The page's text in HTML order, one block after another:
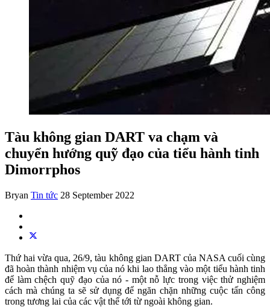
Tàu không gian DART va chạm và
chuyển hướng quỹ đạo của tiểu hành tinh
Dimorrphos
Bryan Tin tức 28 September 2022
Thứ hai vừa qua, 26/9, tàu không gian DART của NASA cuối cùng
đã hoàn thành nhiệm vụ của nó khi lao thẳng vào một tiểu hành tinh
để làm chệch quỹ đạo của nó - một nỗ lực trong việc thử nghiệm
cách mà chúng ta sẽ sử dụng để ngăn chặn những cuộc tấn công
trong tương lai của các vật thể tới từ ngoài không gian.